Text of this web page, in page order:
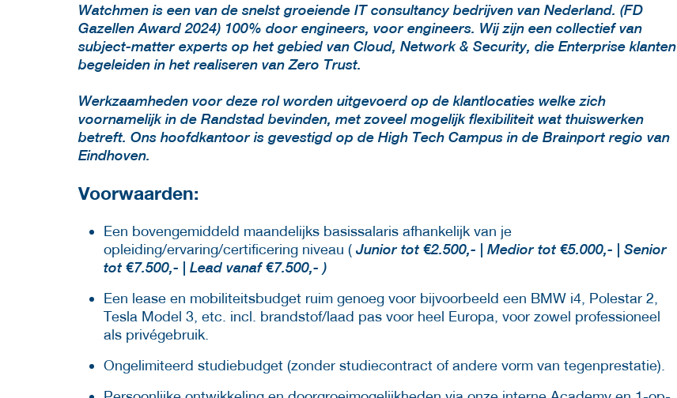
Watchmen is een van de snelst groeiende IT consultancy bedrijven van Nederland. (FD
Gazellen Award 2024) 100% door engineers, voor engineers. Wij zijn een collectief van
subject-matter experts op het gebied van Cloud, Network & Security, die Enterprise klanten
begeleiden in het realiseren van Zero Trust.
Werkzaamheden voor deze rol worden uitgevoerd op de klantlocaties welke zich
voornamelijk in de Randstad bevinden, met zoveel mogelijk flexibiliteit wat thuiswerken
betreft. Ons hoofdkantoor is gevestigd op de High Tech Campus in de Brainport regio van
Eindhoven.
Voorwaarden:
Een bovengemiddeld maandelijks basissalaris afhankelijk van je
opleiding/ervaring/certificering niveau ( Junior tot €2.500,- | Medior tot €5.000,- | Senior
tot €7.500,- | Lead vanaf €7.500,- )
Een lease en mobiliteitsbudget ruim genoeg voor bijvoorbeeld een BMW i4, Polestar 2,
Tesla Model 3, etc. incl. brandstof/laad pas voor heel Europa, voor zowel professioneel
als privégebruik.
Ongelimiteerd studiebudget (zonder studiecontract of andere vorm van tegenprestatie).